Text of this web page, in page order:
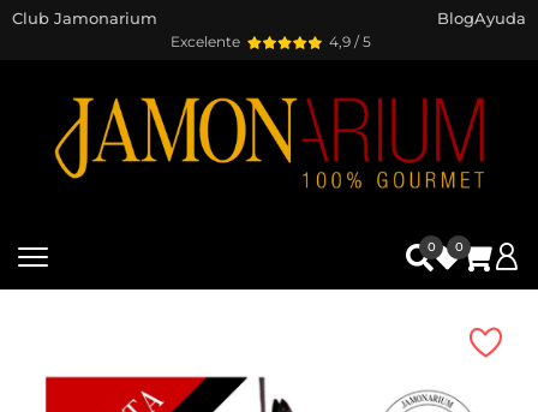
Excelente 4,9 / 5
Club Jamonarium BlogAyuda
0 0